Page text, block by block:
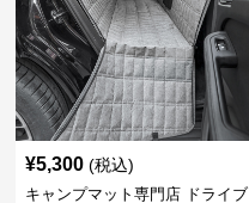
¥5,300 (税込)
キャンプマット専門店 ドライブ